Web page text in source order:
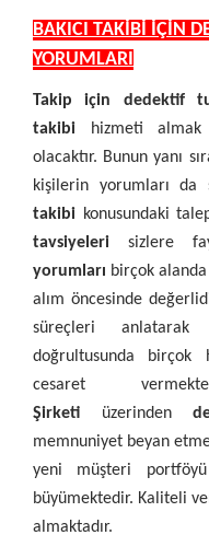
BAKICI TAKİBİ İÇİN
YORUMLARI
Takip için dedektif
takibi hizmeti
olacaktır. Bunun yanı
kişilerin yorumları
takibi konusundaki
tavsiyeleri sizlere
yorumları birçok
alım öncesinde
süreçleri anlatarak
doğrultusunda birçok
cesaret
Şirketi üzerinden
memnuniyet beyan
yeni müşteri
büyümektedir. Kaliteli
almaktadır.